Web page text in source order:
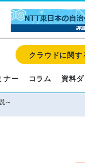
ナー コラム 資料
クラウドに関す
～